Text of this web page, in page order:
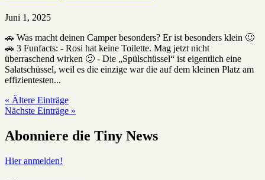
Juni 1, 2025
🚗 Was macht deinen Camper besonders? Er ist besonders klein 🙂
🚗 3 Funfacts: - Rosi hat keine Toilette. Mag jetzt nicht
überraschend wirken 🙂 - Die „Spülschüssel“ ist eigentlich eine
Salatschüssel, weil es die einzige war die auf dem kleinen Platz am
effizientesten...
« Ältere Einträge
Nächste Einträge »
Abonniere die Tiny News
Hier anmelden!